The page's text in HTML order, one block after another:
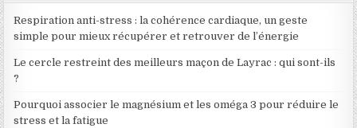
Respiration anti-stress : la cohérence cardiaque, un geste
simple pour mieux récupérer et retrouver de l’énergie
Le cercle restreint des meilleurs maçon de Layrac : qui sont-ils
?
Pourquoi associer le magnésium et les oméga 3 pour réduire le
stress et la fatigue